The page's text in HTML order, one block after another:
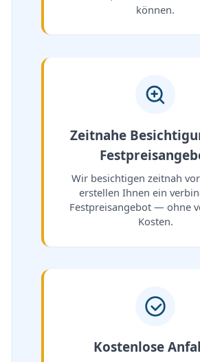
können.
Zeitnahe
Wir besichtigen zeitnah
erstellen Ihnen ein
Festpreisangebot — ohne
Kosten.
Kostenlose